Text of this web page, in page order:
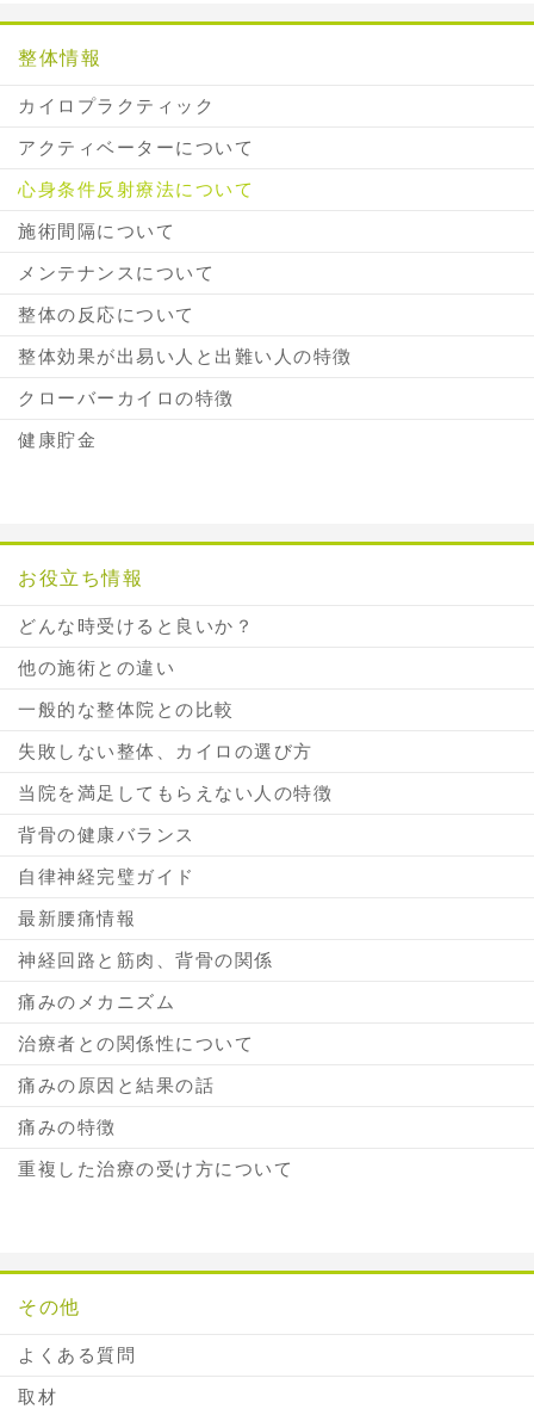
整体情報
カイロプラクティック
アクティベーターについて
心身条件反射療法について
施術間隔について
メンテナンスについて
整体の反応について
整体効果が出易い人と出難い人の特徴
クローバーカイロの特徴
健康貯金
お役立ち情報
どんな時受けると良いか？
他の施術との違い
一般的な整体院との比較
失敗しない整体、カイロの選び方
当院を満足してもらえない人の特徴
背骨の健康バランス
自律神経完璧ガイド
最新腰痛情報
神経回路と筋肉、背骨の関係
痛みのメカニズム
治療者との関係性について
痛みの原因と結果の話
痛みの特徴
重複した治療の受け方について
その他
よくある質問
取材